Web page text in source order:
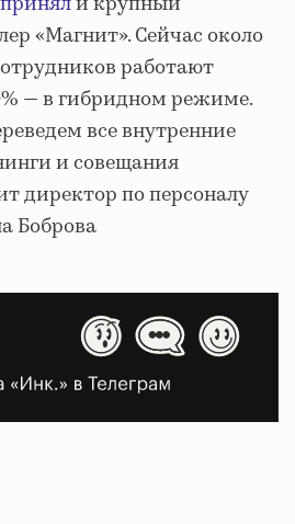
«Магнит». Сейчас около
работают
— в гибридном режиме.
все внутренние
и совещания
директор по персоналу
Боброва